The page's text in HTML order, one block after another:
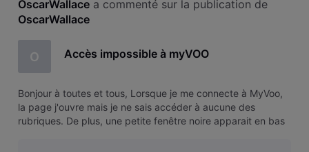
OscarWallace a commenté sur la publication de
OscarWallace
O Accès impossible à myVOO
Bonjour à toutes et tous, Lorsque je me connecte à MyVoo,
la page j'ouvre mais je ne sais accéder à aucune des
rubriques. De plus, une petite fenêtre noire apparait en bas